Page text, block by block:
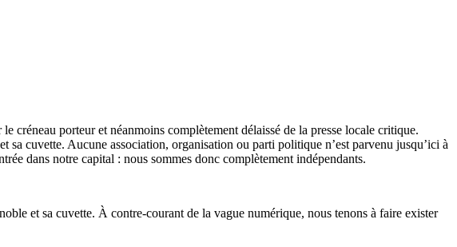
créneau porteur et néanmoins complètement délaissé de la presse locale critique.
cuvette. Aucune association, organisation ou parti politique n’est parvenu jusqu’ici à
dans notre capital : nous sommes donc complètement indépendants.
et sa cuvette. À contre-courant de la vague numérique, nous tenons à faire exister